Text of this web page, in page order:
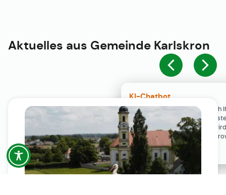
KI-Chatbot
Der KI-Chatbot steht erst nach
Einwilligung in den Cookie-
Verfügung. Der Chat-Verlauf
ausschließlich lokal in Ihrem
gespeichert.
Aktuelles aus Gemeinde Karlskron